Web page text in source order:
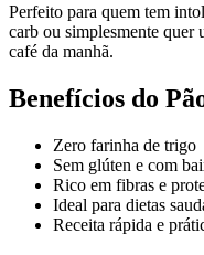
Perfeito para quem tem
carb ou simplesmente quer
café da manhã.
Benefícios do
Zero farinha de trigo
Sem glúten e com
Rico em fibras e
Ideal para dietas
Receita rápida e